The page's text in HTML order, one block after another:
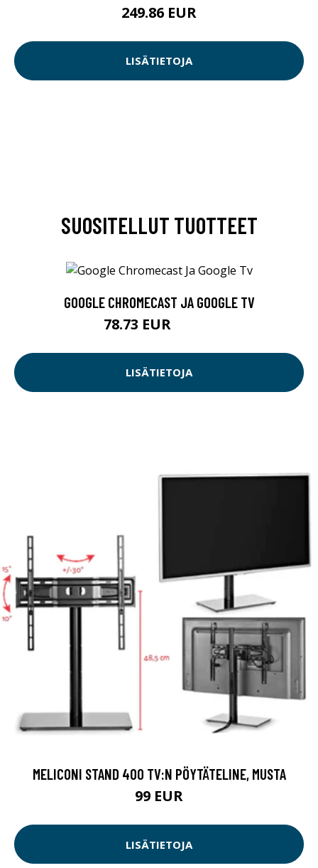
249.86 EUR
LISÄTIETOJA
SUOSITELLUT TUOTTEET
GOOGLE CHROMECAST JA GOOGLE TV
78.73 EUR
LISÄTIETOJA
MELICONI STAND 400 TV:N PÖYTÄTELINE, MUSTA
99 EUR
LISÄTIETOJA